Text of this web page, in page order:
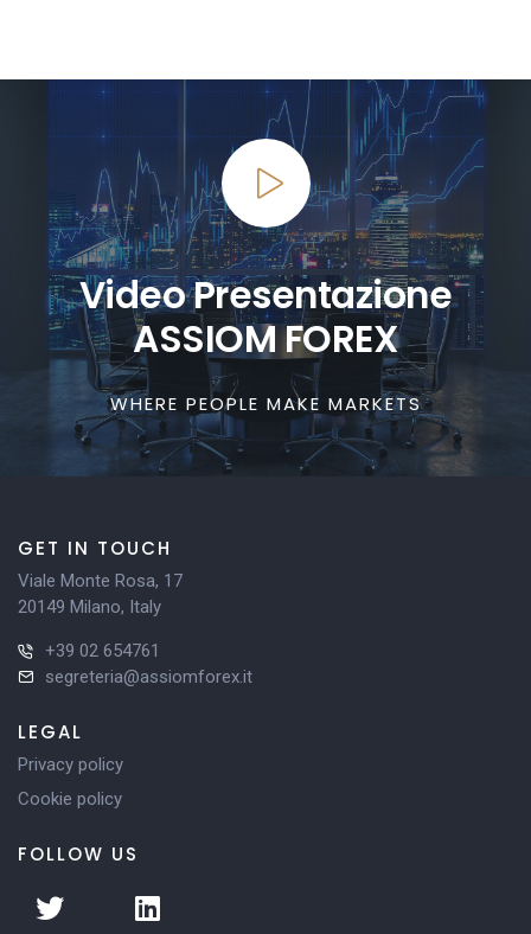
Video Presentazione
ASSIOM FOREX
WHERE PEOPLE MAKE MARKETS
GET IN TOUCH
Viale Monte Rosa, 17
20149 Milano, Italy
+39 02 654761
segreteria@assiomforex.it
LEGAL
Privacy policy
Cookie policy
FOLLOW US